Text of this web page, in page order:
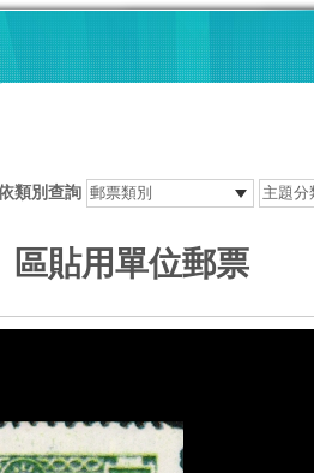
類別查詢
貼用單位郵票